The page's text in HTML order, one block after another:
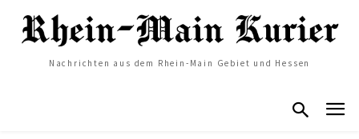
Nachrichten aus dem Rhein-Main Gebiet und Hessen